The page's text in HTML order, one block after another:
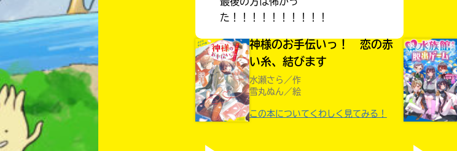
た！！！！！！！！！！
神様のお手伝いっ！ 恋の赤
い糸、結びます
水瀬さら／作
雪丸ぬん／絵
この本についてくわしく見てみる！